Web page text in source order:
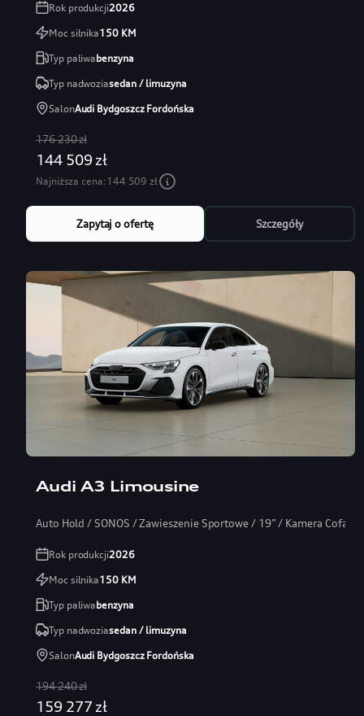
Rok produkcji2026
Moc silnika150KM
Typ paliwabenzyna
Typ nadwoziasedan / limuzyna
SalonAudi Bydgoszcz Fordońska
176 230 zł
144 509 zł
Najniższa cena:144 509 zł
Zapytaj o ofertę Szczegóły
Audi A3 Limousine
Auto Hold / SONOS / Zawieszenie Sportowe / 19” / Kamera Cofania
Rok produkcji2026
Moc silnika150KM
Typ paliwabenzyna
Typ nadwoziasedan / limuzyna
SalonAudi Bydgoszcz Fordońska
194 240 zł
159 277 zł